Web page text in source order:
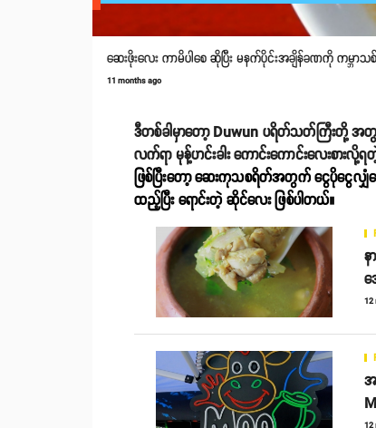
ဆေးဖိုးလေး ကာမိပါစေ ဆိုပြီး မနက်ပိုင်းအချိန်ခဏကို ကမ္ဘာ
11 months ago
ဒီတစ်ခါမှာတော့ Duwun ပရိတ်သတ်ကြီး‌‌တို့
လက်ရာ မုန့်ဟင်းခါး ကောင်းကောင်းလေး‌စ
ဖြစ်ပြီးတော့ဆေးကုသစရိတ်အတွက် ငွေပိုငွေလျှံလ
ထည့်ပြီး ရောင်းတဲ့ ဆိုင်လေး ဖြစ်ပါတယ်။
12